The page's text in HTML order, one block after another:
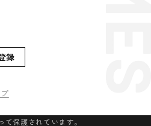
録
て保護されています。